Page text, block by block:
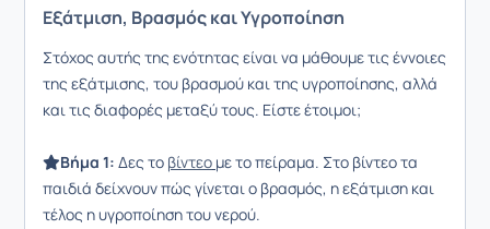
Εξάτμιση, Βρασμός και Υγροποίηση
Στόχος αυτής της ενότητας είναι να μάθουμε τις έννοιες
της εξάτμισης, του βρασμού και της υγροποίησης, αλλά
και τις διαφορές μεταξύ τους. Είστε έτοιμοι;
Βήμα 1: Δες το βίντεο με το πείραμα. Στο βίντεο τα
παιδιά δείχνουν πώς γίνεται ο βρασμός, η εξάτμιση και
τέλος η υγροποίηση του νερού.